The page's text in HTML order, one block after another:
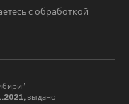
с обработкой
выдано